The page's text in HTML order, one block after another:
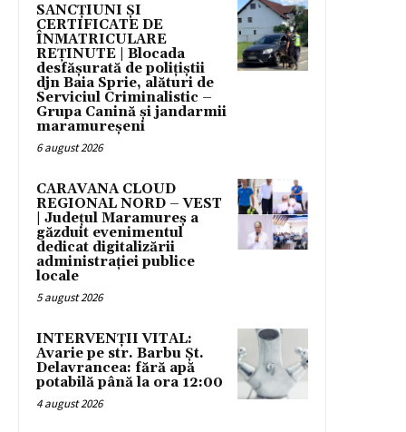
SANCȚIUNI ȘI
CERTIFICATE DE
ÎNMATRICULARE
REȚINUTE | Blocada
desfășurată de polițiștii
djn Baia Sprie, alături de
Serviciul Criminalistic –
Grupa Canină și jandarmii
maramureșeni
6 august 2026
CARAVANA CLOUD
REGIONAL NORD – VEST
| Județul Maramureș a
găzduit evenimentul
dedicat digitalizării
administrației publice
locale
5 august 2026
INTERVENȚII VITAL:
Avarie pe str. Barbu Șt.
Delavrancea: fără apă
potabilă până la ora 12:00
4 august 2026